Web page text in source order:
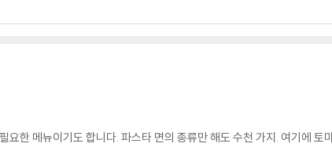
한 메뉴이기도 합니다. 파스타 면의 종류만 해도 수천 가지. 여기에 토